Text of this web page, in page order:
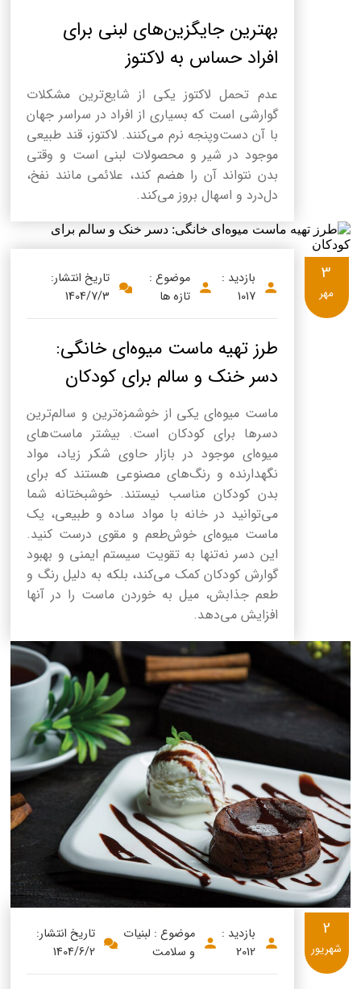
سینما دوماس
رادیو دوماس
دانستنی های سلامت
گالری تصاویر
English
Russian
Arabic
Turkish
بهترین جایگزین‌های لبنی برای
افراد حساس به لاکتوز
عدم تحمل لاکتوز یکی از شایع‌ترین مشکلات
گوارشی است که بسیاری از افراد در سراسر جهان
با آن دست‌وپنجه نرم می‌کنند. لاکتوز، قند طبیعی
موجود در شیر و محصولات لبنی است و وقتی
بدن نتواند آن را هضم کند، علائمی مانند نفخ،
دل‌درد و اسهال بروز می‌کند.
بازدید :
1017
موضوع :
تازه ها
تاریخ انتشار:
1404/7/3
طرز تهیه ماست میوه‌ای خانگی:
دسر خنک و سالم برای کودکان
ماست میوه‌ای یکی از خوشمزه‌ترین و سالم‌ترین
دسرها برای کودکان است. بیشتر ماست‌های
میوه‌ای موجود در بازار حاوی شکر زیاد، مواد
نگهدارنده و رنگ‌های مصنوعی هستند که برای
بدن کودکان مناسب نیستند. خوشبختانه شما
می‌توانید در خانه با مواد ساده و طبیعی، یک
ماست میوه‌ای خوش‌طعم و مقوی درست کنید.
این دسر نه‌تنها به تقویت سیستم ایمنی و بهبود
گوارش کودکان کمک می‌کند، بلکه به دلیل رنگ و
طعم جذابش، میل به خوردن ماست را در آنها
افزایش می‌دهد.
3
مهر
بازدید :
2012
موضوع : لبنیات
و سلامت
تاریخ انتشار:
1404/6/2
2
شهریور